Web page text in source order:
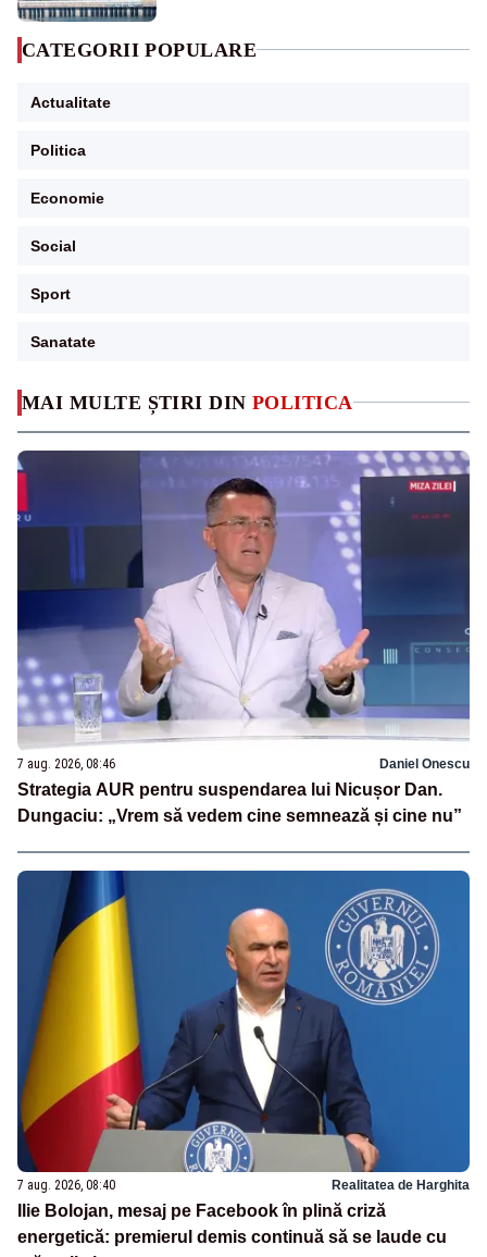
MAI MULTE ȘTIRI DIN POLITICA
7 aug. 2026, 08:46 Daniel Onescu
Strategia AUR pentru suspendarea lui Nicușor Dan.
Dungaciu: „Vrem să vedem cine semnează și cine nu”
7 aug. 2026, 08:40 Realitatea de Harghita
Ilie Bolojan, mesaj pe Facebook în plină criză
energetică: premierul demis continuă să se laude cu
CATEGORII POPULARE
Actualitate
Politica
Economie
Social
Sport
Sanatate